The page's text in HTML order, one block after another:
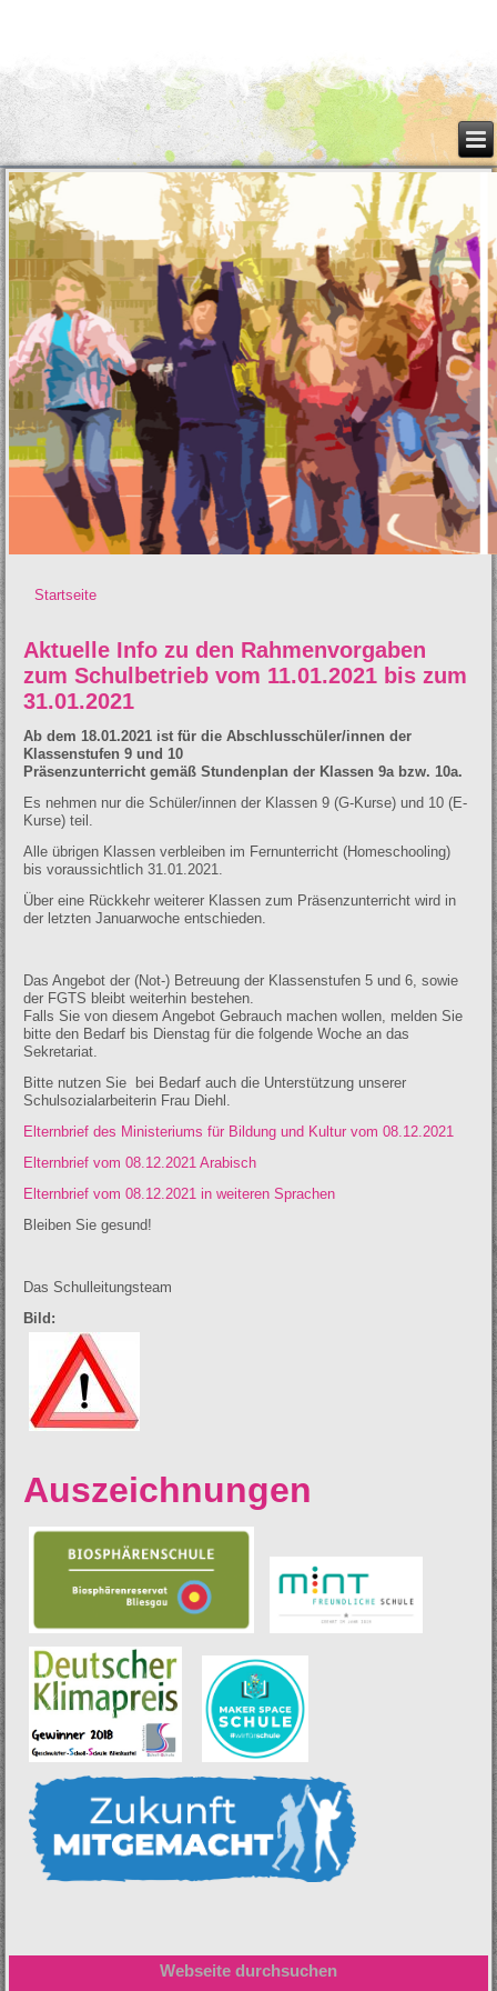
Startseite
Aktuelle Info zu den Rahmenvorgaben
zum Schulbetrieb vom 11.01.2021 bis zum
31.01.2021
Ab dem 18.01.2021 ist für die Abschlusschüler/innen der
Klassenstufen 9 und 10
Präsenzunterricht gemäß Stundenplan der Klassen 9a bzw. 10a.
Es nehmen nur die Schüler/innen der Klassen 9 (G-Kurse) und 10 (E-
Kurse) teil.
Alle übrigen Klassen verbleiben im Fernunterricht (Homeschooling)
bis voraussichtlich 31.01.2021.
Über eine Rückkehr weiterer Klassen zum Präsenzunterricht wird in
der letzten Januarwoche entschieden.
Das Angebot der (Not-) Betreuung der Klassenstufen 5 und 6, sowie
der FGTS bleibt weiterhin bestehen.
Falls Sie von diesem Angebot Gebrauch machen wollen, melden Sie
bitte den Bedarf bis Dienstag für die folgende Woche an das
Sekretariat.
Bitte nutzen Sie bei Bedarf auch die Unterstützung unserer
Schulsozialarbeiterin Frau Diehl.
Elternbrief des Ministeriums für Bildung und Kultur vom 08.12.2021
Elternbrief vom 08.12.2021 Arabisch
Elternbrief vom 08.12.2021 in weiteren Sprachen
Bleiben Sie gesund!
Das Schulleitungsteam
Bild:
Auszeichnungen
Webseite durchsuchen